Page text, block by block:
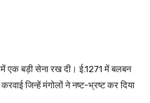
एक बड़ी सेना रख दी। ई.1271 में बलबन
जिन्हें मंगोलों ने नष्ट-भ्रष्ट कर दिया